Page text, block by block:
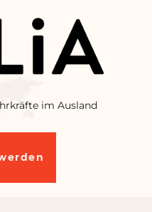
im Ausland